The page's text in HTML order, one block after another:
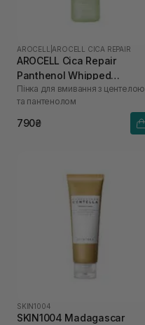
AROCELL AROCELL CICA REPAIR
AROCELL Cica Repair
Panthenol Whipped
Cleanser 160 г
Пінка для вмивання з центелою
та пантенолом
790₴
SKIN1004
SKIN1004 Madagascar